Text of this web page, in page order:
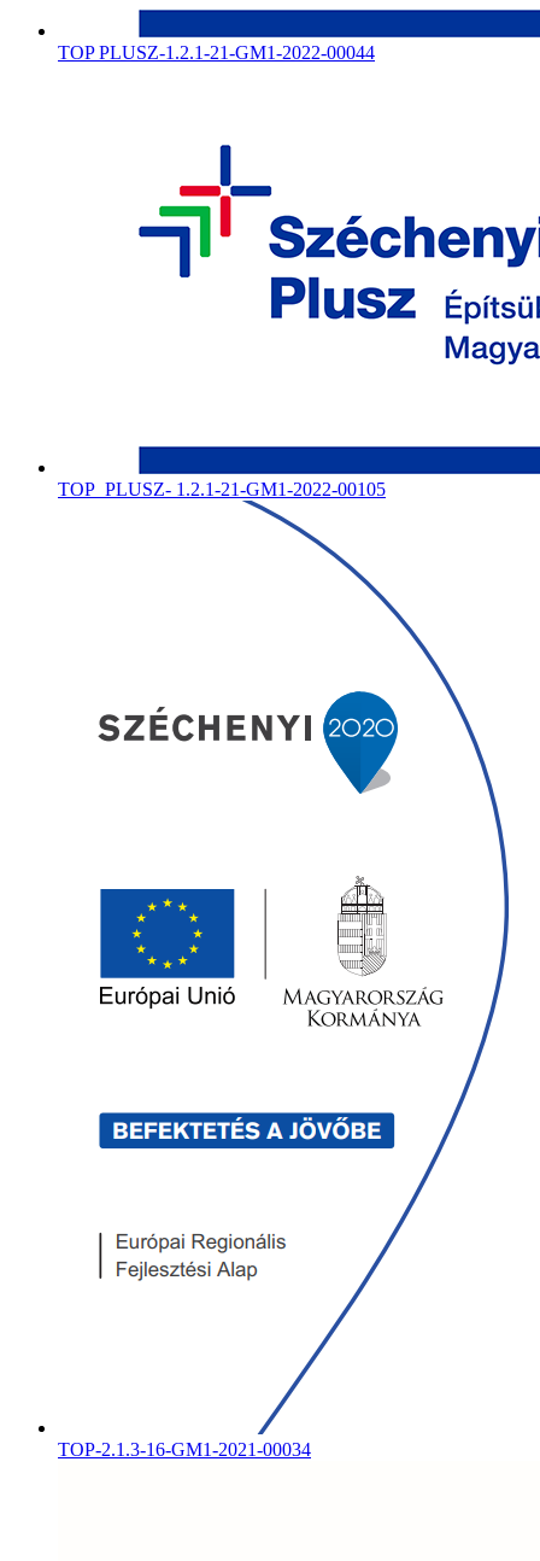
TOP PLUSZ-1.2.1-21-GM1-2022-00044
TOP_PLUSZ- 1.2.1-21-GM1-2022-00105
TOP-2.1.3-16-GM1-2021-00034